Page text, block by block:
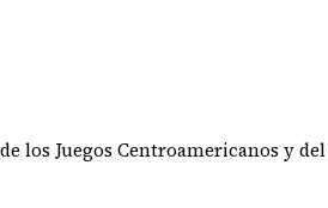
Centroamericanos y del Caribe